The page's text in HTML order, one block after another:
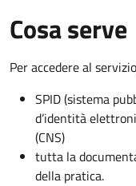
Cosa serve
Per accedere al
SPID (sistema
d’identità
(CNS)
tutta la
della pratica.